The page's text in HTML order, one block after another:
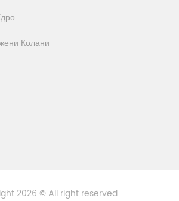
Колани
2026 © All right reserved